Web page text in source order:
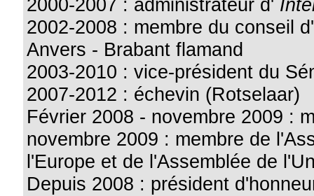
2000-2007 : administrateur d'
2002-2008 : membre du conseil
Anvers - Brabant flamand
2003-2010 : vice-président du
2007-2012 : échevin (Rotselaar)
Février 2008 - novembre 2009 :
novembre 2009 : membre de
l'Europe et de l'Assemblée de
Depuis 2008 : président